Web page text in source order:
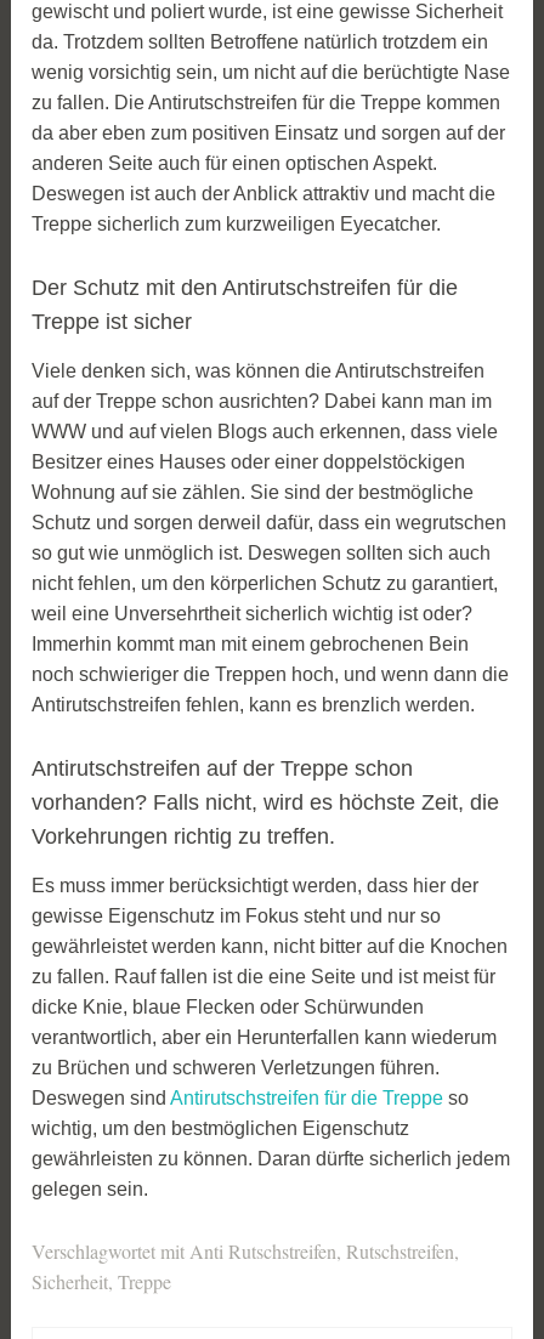
gewischt und poliert wurde, ist eine gewisse Sicherheit
da. Trotzdem sollten Betroffene natürlich trotzdem ein
wenig vorsichtig sein, um nicht auf die berüchtigte Nase
zu fallen. Die Antirutschstreifen für die Treppe kommen
da aber eben zum positiven Einsatz und sorgen auf der
anderen Seite auch für einen optischen Aspekt.
Deswegen ist auch der Anblick attraktiv und macht die
Treppe sicherlich zum kurzweiligen Eyecatcher.
Der Schutz mit den Antirutschstreifen für die
Treppe ist sicher
Viele denken sich, was können die Antirutschstreifen
auf der Treppe schon ausrichten? Dabei kann man im
WWW und auf vielen Blogs auch erkennen, dass viele
Besitzer eines Hauses oder einer doppelstöckigen
Wohnung auf sie zählen. Sie sind der bestmögliche
Schutz und sorgen derweil dafür, dass ein wegrutschen
so gut wie unmöglich ist. Deswegen sollten sich auch
nicht fehlen, um den körperlichen Schutz zu garantiert,
weil eine Unversehrtheit sicherlich wichtig ist oder?
Immerhin kommt man mit einem gebrochenen Bein
noch schwieriger die Treppen hoch, und wenn dann die
Antirutschstreifen fehlen, kann es brenzlich werden.
Antirutschstreifen auf der Treppe schon
vorhanden? Falls nicht, wird es höchste Zeit, die
Vorkehrungen richtig zu treffen.
Es muss immer berücksichtigt werden, dass hier der
gewisse Eigenschutz im Fokus steht und nur so
gewährleistet werden kann, nicht bitter auf die Knochen
zu fallen. Rauf fallen ist die eine Seite und ist meist für
dicke Knie, blaue Flecken oder Schürwunden
verantwortlich, aber ein Herunterfallen kann wiederum
zu Brüchen und schweren Verletzungen führen.
Deswegen sindAntirutschstreifen für die Treppe so
wichtig, um den bestmöglichen Eigenschutz
gewährleisten zu können. Daran dürfte sicherlich jedem
gelegen sein.
Verschlagwortet mit Anti Rutschstreifen,Rutschstreifen,
Sicherheit,Treppe